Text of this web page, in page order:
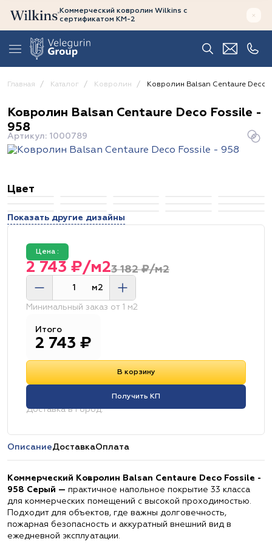
Коммерческий ковролин Wilkins с
сертификатом КМ-2
Главная Каталог Ковролин Ковролин Balsan Centaure Deco
Ковролин Balsan Centaure Deco Fossile -
958
Артикул: 1000789
Цвет
Показать другие дизайны
Цена :
3 182 ₽/м2
2 743 ₽/м2
м2
Минимальный заказ от 1 м2
Итого
2 743 ₽
В корзину
Получить КП
Доставка в город:
ОписаниеДоставкаОплата
Коммерческий Ковролин Balsan Centaure Deco Fossile -
958 Серый — практичное напольное покрытие 33 класса
для коммерческих помещений с высокой проходимостью.
Подходит для объектов, где важны долговечность,
пожарная безопасность и аккуратный внешний вид в
ежедневной эксплуатации.